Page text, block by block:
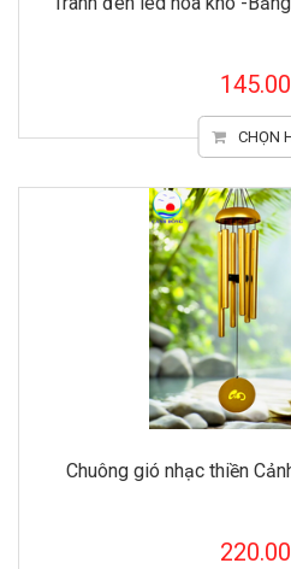
CHỌN
Chuông gió nhạc thiền